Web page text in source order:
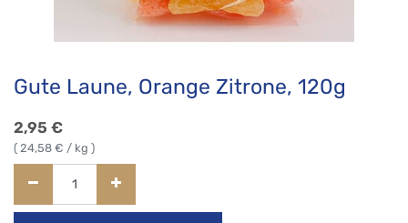
Gute Laune, Orange Zitrone, 120g
2,95 €
( 24,58 € / kg )